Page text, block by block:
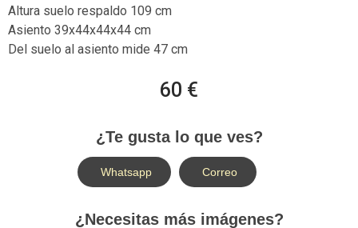
Altura suelo respaldo 109 cm
Asiento 39x44x44x44 cm
Del suelo al asiento mide 47 cm
60 €
¿Te gusta lo que ves?
Whatsapp Correo
¿Necesitas más imágenes?